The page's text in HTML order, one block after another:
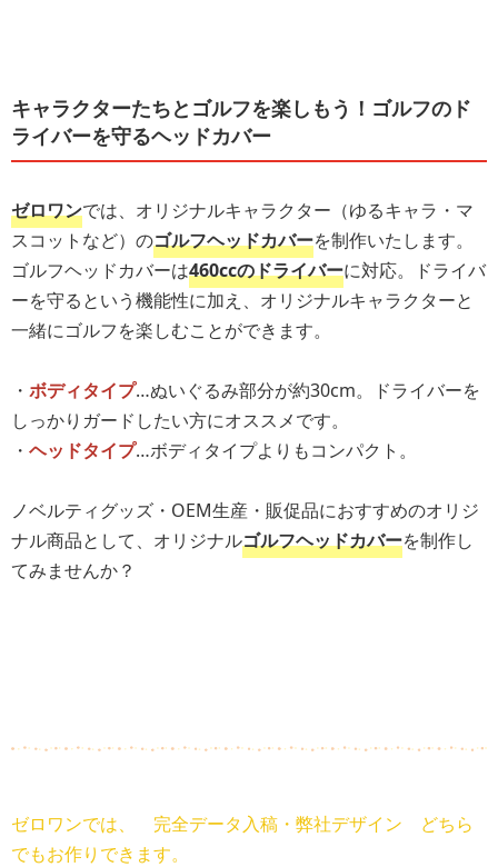
キャラクターたちとゴルフを楽しもう！ゴルフのド
ライバーを守るヘッドカバー
ゼロワンでは、オリジナルキャラクター（ゆるキャラ・マ
スコットなど）のゴルフヘッドカバーを制作いたします。
ゴルフヘッドカバーは460ccのドライバーに対応。ドライバ
ーを守るという機能性に加え、オリジナルキャラクターと
一緒にゴルフを楽しむことができます。
・ ボディタイプ…ぬいぐるみ部分が約30cm。ドライバーを
しっかりガードしたい方にオススメです。
・ ヘッドタイプ…ボディタイプよりもコンパクト。
ノベルティグッズ・OEM生産・販促品におすすめのオリジ
ナル商品として、オリジナルゴルフヘッドカバーを制作し
てみませんか？
ゼロワンでは、 完全データ入稿・弊社デザイン どちら
でもお作りできます。